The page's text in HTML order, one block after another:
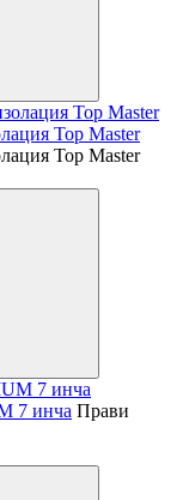
Top Master
Top Master
7 инча Прави